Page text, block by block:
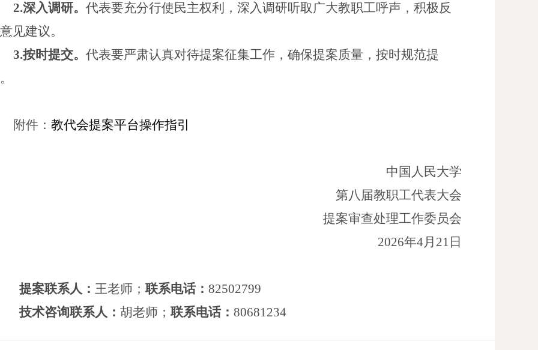
2.深入调研。 代表要充分行使民主权利，深入调研听取广大教职工呼声，积极反
见建议。
3.按时提交。 代表要严肃认真对待提案征集工作，确保提案质量，按时规范提
附件： 教代会提案平台操作指引
中国人民大学
第八届教职工代表大会
提案审查处理工作委员会
2026年4月 21 日
提案联系人： 王老师； 联系电话： 82502799
技术咨询联系人： 胡老师； 联系电话： 80681234